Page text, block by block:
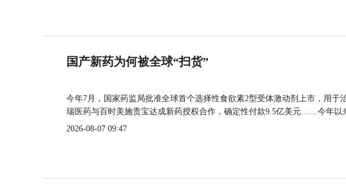
国产新药为何被全球“扫货”
今年7月，国家药监局批准全球首个选择性食欲素2型受体激动剂上市，用于
瑞医药与百时美施贵宝达成新药授权合作，确定性付款9.5亿美元……今年以
2026-08-07 09:47